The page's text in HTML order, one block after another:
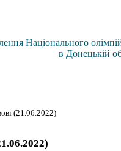
Національного
в Донецькій
(21.06.2022)